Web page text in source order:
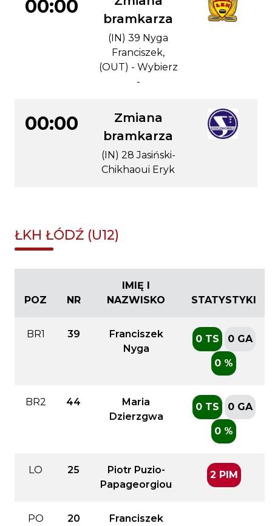
00:00
bramkarza
(IN) 39 Nyga
Franciszek,
(OUT) - Wybierz
-
00:00
Zmiana
bramkarza
(IN) 28 Jasiński-
Chikhaoui Eryk
ŁKH ŁÓDŹ (U12)
POZ NR
IMIĘ I
NAZWISKO
STATYSTYKI
BR1 39
Franciszek
Nyga
0 TS 0 GA
0 %
BR2 44
Maria
Dzierzgwa
0 TS 0 GA
0 %
LO 25
Piotr Puzio-
Papageorgiou
2 PIM
PO 20
Franciszek